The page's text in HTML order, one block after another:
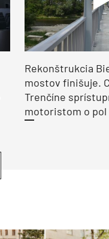
Rekonštrukcia
mostov finišuje.
Trenčíne
motoristom o pol